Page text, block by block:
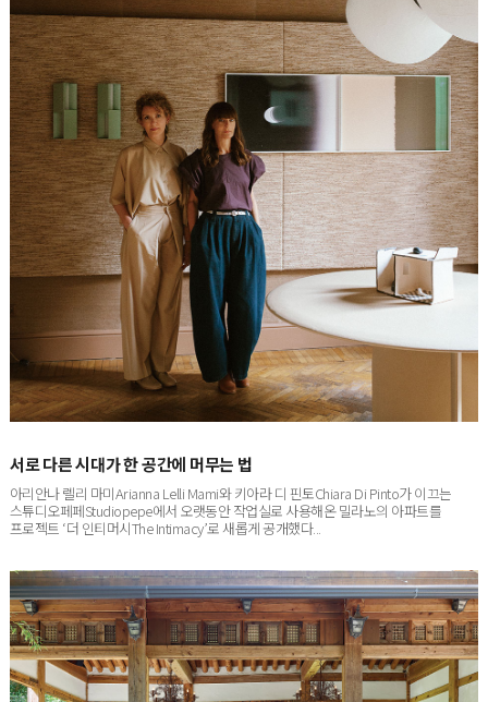
아리안나 렐리 마미Arianna Lelli Mami와 키아라 디 핀토Chiara Di Pinto가 이끄는
스튜디오페페Studiopepe에서 오랫동안 작업실로 사용해온 밀라노의 아파트를
프로젝트 ‘더 인티머시The Intimacy’로 새롭게 공개했다...